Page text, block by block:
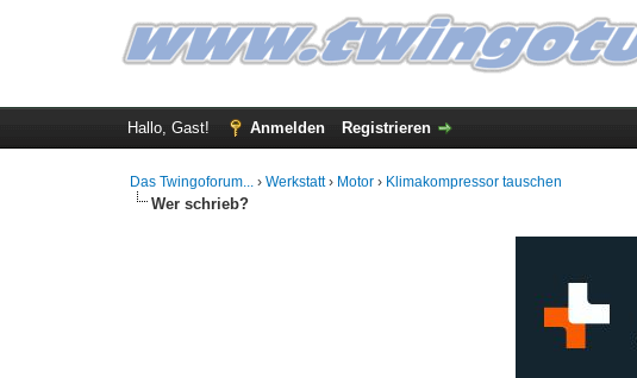
Hallo, Gast! Anmelden Registrieren
Das Twingoforum... ›Werkstatt› Motor › Klimakompressor tauschen
Wer schrieb?